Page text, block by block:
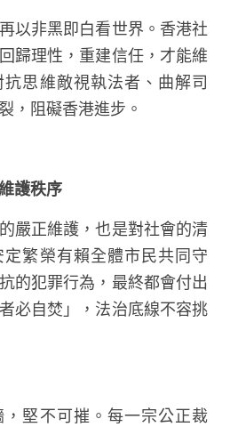
以非黑即白看世界。香港社
歸理性，重建信任，才能維
思維敵視執法者、曲解司
，阻礙香港進步。
護秩序
嚴正維護，也是對社會的清
繁榮有賴全體市民共同守
的犯罪行為，最終都會付出
必自焚」，法治底線不容挑
堅不可摧。每一宗公正裁